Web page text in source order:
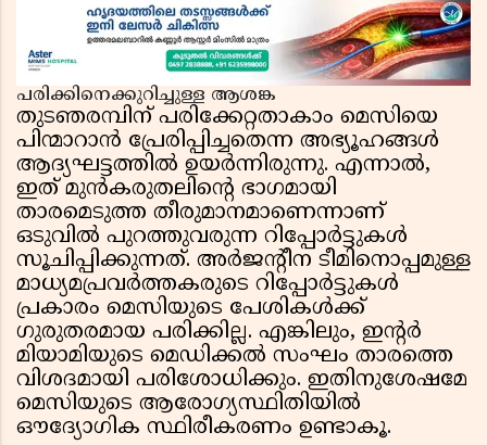
പരിക്കിനെക്കുറിച്ചുള്ള ആശങ്ക
തുടഞരമ്പിന് പരിക്കേറ്റതാകാം മെസിയെ
പിന്മാറാൻ പ്രേരിപ്പിച്ചതെന്ന അഭ്യൂഹങ്ങൾ
ആദ്യഘട്ടത്തിൽ ഉയർന്നിരുന്നു. എന്നാൽ,
ഇത് മുൻകരുതലിന്റെ ഭാഗമായി
താരമെടുത്ത തീരുമാനമാണെന്നാണ്
ഒടുവിൽ പുറത്തുവരുന്ന റിപ്പോർട്ടുകൾ
സൂചിപ്പിക്കുന്നത്. അർജന്റീന ടീമിനൊപ്പമുള്ള
മാധ്യമപ്രവർത്തകരുടെ റിപ്പോർട്ടുകൾ
പ്രകാരം മെസിയുടെ പേശികൾക്ക്
ഗുരുതരമായ പരിക്കില്ല. എങ്കിലും, ഇന്റർ
മിയാമിയുടെ മെഡിക്കൽ സംഘം താരത്തെ
വിശദമായി പരിശോധിക്കും. ഇതിനുശേഷമേ
മെസിയുടെ ആരോഗ്യസ്ഥിതിയിൽ
ഔദ്യോഗിക സ്ഥിരീകരണം ഉണ്ടാകൂ.